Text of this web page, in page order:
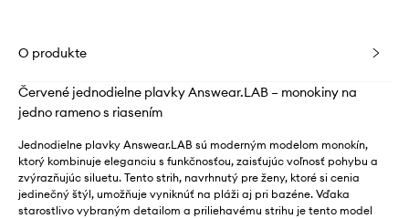
O produkte
Červené jednodielne plavky Answear.LAB – monokiny na
jedno rameno s riasením
Jednodielne plavky Answear.LAB sú moderným modelom monokín,
ktorý kombinuje eleganciu s funkčnosťou, zaisťujúc voľnosť pohybu a
zvýrazňujúc siluetu. Tento strih, navrhnutý pre ženy, ktoré si cenia
jedinečný štýl, umožňuje vyniknúť na pláži aj pri bazéne. Vďaka
starostlivo vybraným detailom a priliehavému strihu je tento model